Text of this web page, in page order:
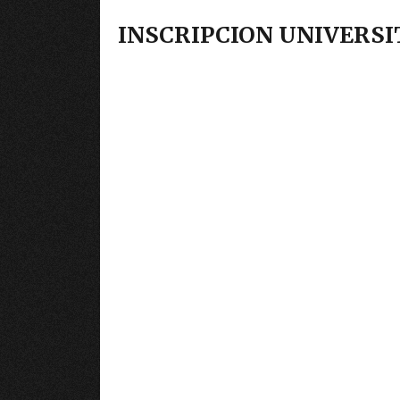
INSCRIPCION